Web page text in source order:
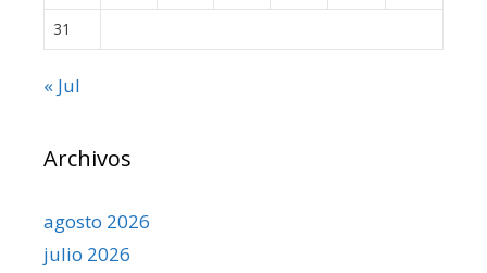
31
« Jul
Archivos
agosto 2026
julio 2026